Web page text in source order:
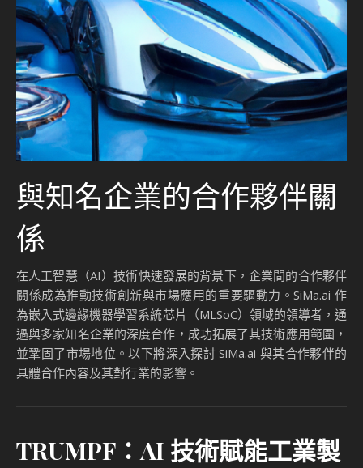
與知名企業的合作夥伴關
係
在人工智慧（AI）技術快速發展的背景下，企業間的合作夥伴
關係成為推動技術創新與市場應用的重要驅動力。SiMa.ai 作
為嵌入式邊緣機器學習系統芯片（MLSoC）領域的領導者，通
過與多家知名企業的深度合作，成功拓展了其技術應用範圍，
並鞏固了市場地位。以下將深入探討 SiMa.ai 與其合作夥伴的
具體合作內容及其對行業的影響。
TRUMPF：AI 技術賦能工業製